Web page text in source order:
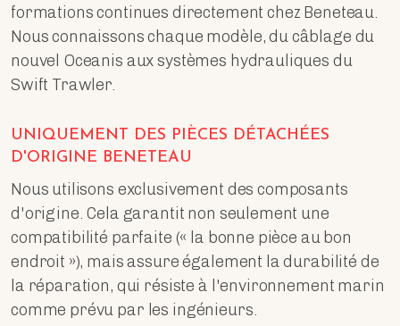
formations continues directement chez Beneteau.
Nous connaissons chaque modèle, du câblage du
nouvel Oceanis aux systèmes hydrauliques du
Swift Trawler.
UNIQUEMENT DES PIÈCES DÉTACHÉES
D'ORIGINE BENETEAU
Nous utilisons exclusivement des composants
d'origine. Cela garantit non seulement une
compatibilité parfaite (« la bonne pièce au bon
endroit »), mais assure également la durabilité de
la réparation, qui résiste à l'environnement marin
comme prévu par les ingénieurs.